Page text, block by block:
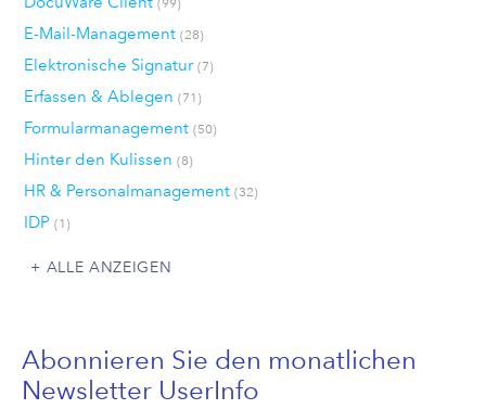
E-Mail-Management (28)
Elektronische Signatur (7)
Erfassen & Ablegen (71)
Formularmanagement (50)
Hinter den Kulissen (8)
HR & Personalmanagement (32)
IDP (1)
ALLE ANZEIGEN
Abonnieren Sie den monatlichen
Newsletter UserInfo